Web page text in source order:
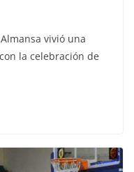
vivió una
la celebración de